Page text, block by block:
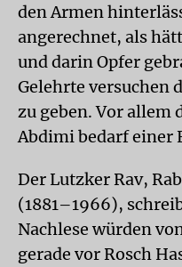
den Armen
angerechnet, als
und darin Opfer
Gelehrte versuchen
zu geben. Vor allem
Abdimi bedarf einer
Der Lutzker Rav,
(1881–1966),
Nachlese würden
gerade vor Rosch